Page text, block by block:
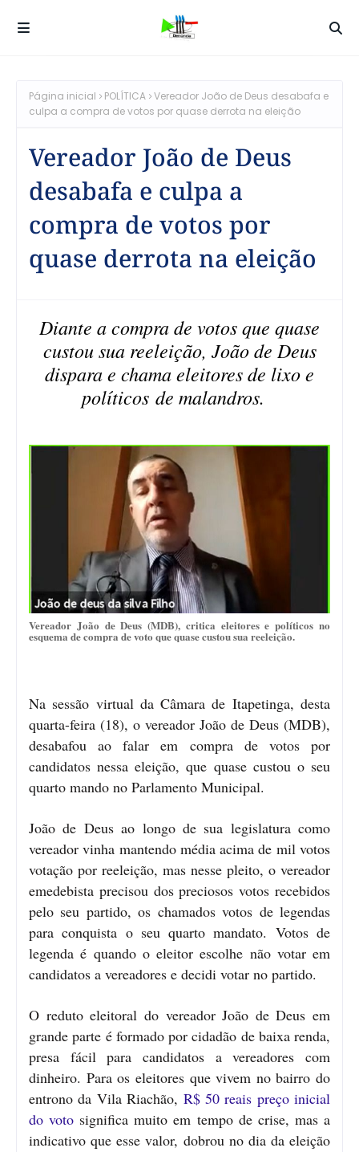
Página inicial POLÍTICA Vereador João de Deus desabafa e
culpa a compra de votos por quase derrota na eleição
Vereador João de Deus
desabafa e culpa a
compra de votos por
quase derrota na eleição
Diante a compra de votos que quase
custou sua reeleição, João de Deus
dispara e chama eleitores de lixo e
políticos de malandros.
Vereador João de Deus (MDB), critica eleitores e políticos no
esquema de compra de voto que quase custou sua reeleição.
Na sessão virtual da Câmara de Itapetinga, desta
quarta-feira (18), o vereador João de Deus (MDB),
desabafou ao falar em compra de votos por
candidatos nessa eleição, que quase custou o seu
quarto mando no Parlamento Municipal.
João de Deus ao longo de sua legislatura como
vereador vinha mantendo média acima de mil votos
votação por reeleição, mas nesse pleito, o vereador
emedebista precisou dos preciosos votos recebidos
pelo seu partido, os chamados votos de legendas
para conquista o seu quarto mandato. Votos de
legenda é quando o eleitor escolhe não votar em
candidatos a vereadores e decidi votar no partido.
O reduto eleitoral do vereador João de Deus em
grande parte é formado por cidadão de baixa renda,
presa fácil para candidatos a vereadores com
dinheiro. Para os eleitores que vivem no bairro do
entrono da Vila Riachão, R$ 50 reais preço inicial
do voto significa muito em tempo de crise, mas a
indicativo que esse valor, dobrou no dia da eleição